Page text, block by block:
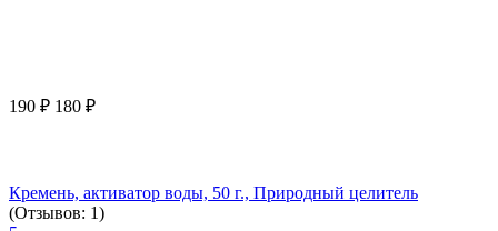
190 ₽ 180 ₽
Кремень, активатор воды, 50 г., Природный целитель
(Отзывов: 1)